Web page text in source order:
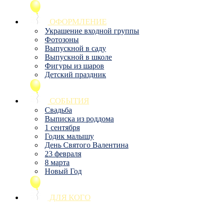
ОФОРМЛЕНИЕ
Украшение входной группы
Фотозоны
Выпускной в саду
Выпускной в школе
Фигуры из шаров
Детский праздник
СОБЫТИЯ
Свадьба
Выписка из роддома
1 сентября
Годик малышу
День Святого Валентина
23 февраля
8 марта
Новый Год
ДЛЯ КОГО